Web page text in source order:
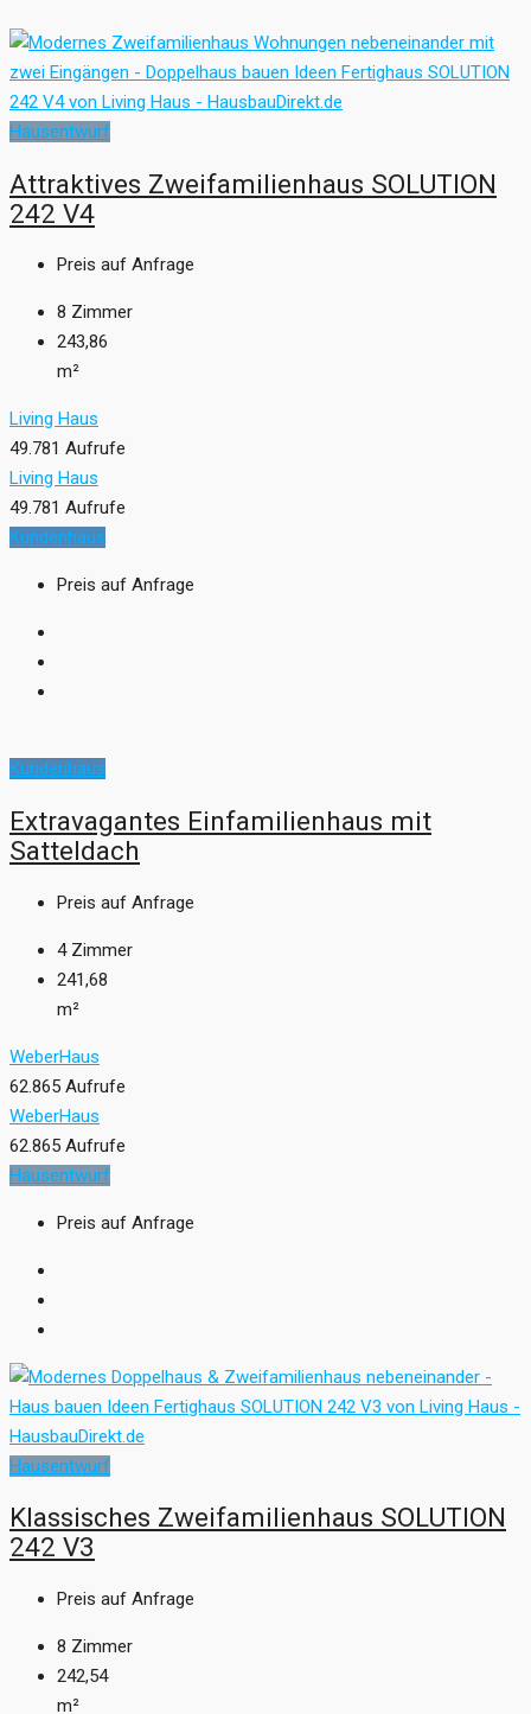
Hausentwurf
Attraktives Zweifamilienhaus SOLUTION
242 V4
Preis auf Anfrage
8 Zimmer
243,86
m²
Living Haus
49.781 Aufrufe
Living Haus
49.781 Aufrufe
Kundenhaus
Preis auf Anfrage
Kundenhaus
Extravagantes Einfamilienhaus mit
Satteldach
Preis auf Anfrage
4 Zimmer
241,68
m²
WeberHaus
62.865 Aufrufe
WeberHaus
62.865 Aufrufe
Hausentwurf
Preis auf Anfrage
Hausentwurf
Klassisches Zweifamilienhaus SOLUTION
242 V3
Preis auf Anfrage
8 Zimmer
242,54
m²